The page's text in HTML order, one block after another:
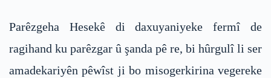
Parêzgeha Hesekê di daxuyaniyeke fermî de
ragihand ku parêzgar û şanda pê re, bi hûrgulî li ser
amadekariyên pêwîst ji bo misogerkirina vegereke